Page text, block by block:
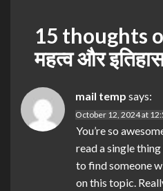
15 thoughts
महत्व और
mail temp says:
October 12, 2024 at
You’re so
read a single
to find someone
on this topic.